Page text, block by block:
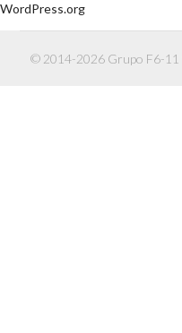
WordPress.org
© 2014-2026 Grupo F6-11